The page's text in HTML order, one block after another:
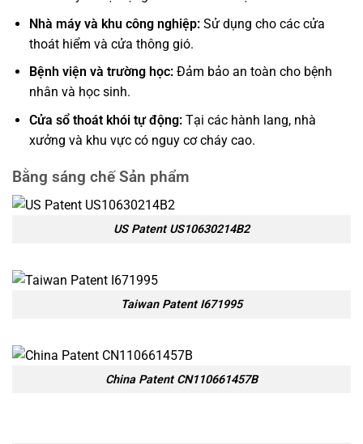
Nhà máy và khu công nghiệp:Sử dụng cho các cửa
thoát hiểm và cửa thông gió.
Bệnh viện và trường học:Đảm bảo an toàn cho bệnh
nhân và học sinh.
Cửa sổ thoát khói tự động:Tại các hành lang, nhà
xưởng và khu vực có nguy cơ cháy cao.
Bằng sáng chế Sản phẩm
US Patent US10630214B2
Taiwan Paten​t I671995
China Patent CN110661457B